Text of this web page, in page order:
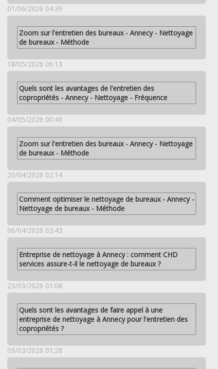
01/06/2026 04:39
Zoom sur l'entretien des bureaux - Annecy - Nettoyage
de bureaux - Méthode
18/05/2026 06:13
Quels sont les avantages de l'entretien des
copropriétés - Annecy - Nettoyage - Fréquence
04/05/2026 00:49
Zoom sur l'entretien des bureaux - Annecy - Nettoyage
de bureaux - Méthode
20/04/2026 02:14
Comment optimiser le nettoyage de bureaux - Annecy -
Nettoyage de bureaux - Méthode
06/04/2026 03:43
Entreprise de nettoyage à Annecy : comment CHD
services assure-t-il le nettoyage de bureaux ?
23/03/2026 01:08
Quels sont les avantages de faire appel à une
entreprise de nettoyage à Annecy pour l'entretien des
copropriétés ?
09/03/2026 01:28